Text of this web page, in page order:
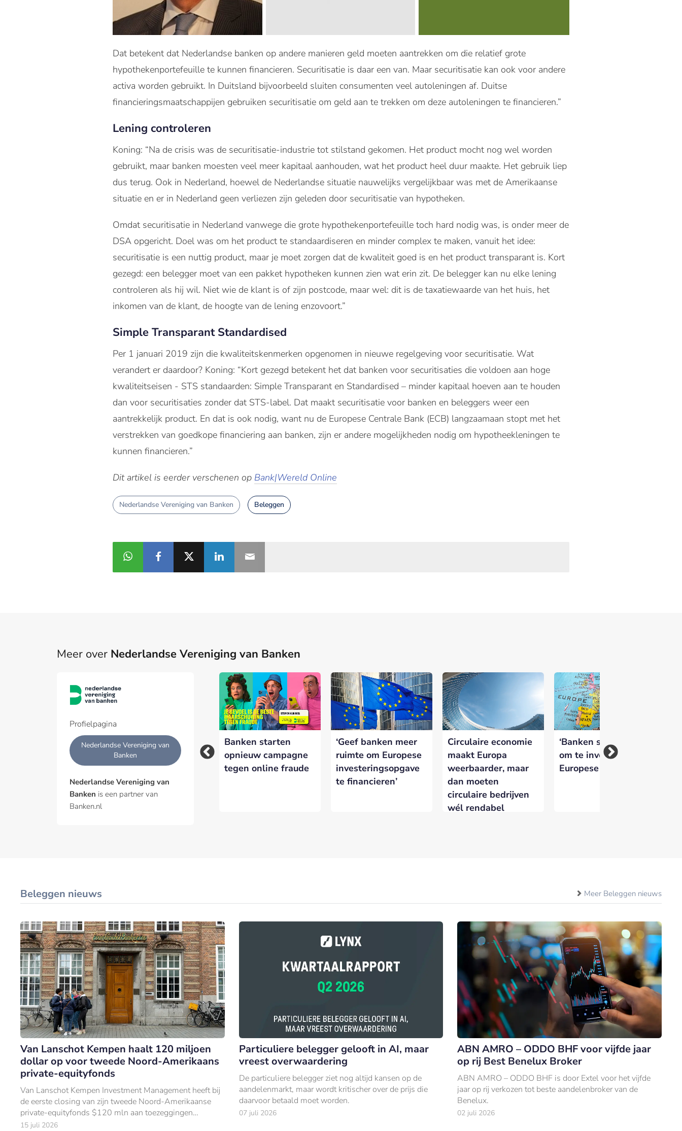
Dat betekent dat Nederlandse banken op andere manieren geld moeten aantrekken om die relatief grote
hypothekenportefeuille te kunnen financieren. Securitisatie is daar een van. Maar securitisatie kan ook voor andere
activa worden gebruikt. In Duitsland bijvoorbeeld sluiten consumenten veel autoleningen af. Duitse
financieringsmaatschappijen gebruiken securitisatie om geld aan te trekken om deze autoleningen te financieren.”
Lening controleren
Koning: “Na de crisis was de securitisatie-industrie tot stilstand gekomen. Het product mocht nog wel worden
gebruikt, maar banken moesten veel meer kapitaal aanhouden, wat het product heel duur maakte. Het gebruik liep
dus terug. Ook in Nederland, hoewel de Nederlandse situatie nauwelijks vergelijkbaar was met de Amerikaanse
situatie en er in Nederland geen verliezen zijn geleden door securitisatie van hypotheken.
Omdat securitisatie in Nederland vanwege die grote hypothekenportefeuille toch hard nodig was, is onder meer de
DSA opgericht. Doel was om het product te standaardiseren en minder complex te maken, vanuit het idee:
securitisatie is een nuttig product, maar je moet zorgen dat de kwaliteit goed is en het product transparant is. Kort
gezegd: een belegger moet van een pakket hypotheken kunnen zien wat erin zit. De belegger kan nu elke lening
controleren als hij wil. Niet wie de klant is of zijn postcode, maar wel: dit is de taxatiewaarde van het huis, het
inkomen van de klant, de hoogte van de lening enzovoort.”
Simple Transparant Standardised
Per 1 januari 2019 zijn die kwaliteitskenmerken opgenomen in nieuwe regelgeving voor securitisatie. Wat
verandert er daardoor? Koning: “Kort gezegd betekent het dat banken voor securitisaties die voldoen aan hoge
kwaliteitseisen - STS standaarden: Simple Transparant en Standardised – minder kapitaal hoeven aan te houden
dan voor securitisaties zonder dat STS-label. Dat maakt securitisatie voor banken en beleggers weer een
aantrekkelijk product. En dat is ook nodig, want nu de Europese Centrale Bank (ECB) langzaamaan stopt met het
verstrekken van goedkope financiering aan banken, zijn er andere mogelijkheden nodig om hypotheekleningen te
kunnen financieren.”
Dit artikel is eerder verschenen op Bank|Wereld Online
Nederlandse Vereniging van Banken Beleggen
Meer over Nederlandse Vereniging van Banken
Profielpagina
Nederlandse Vereniging van
Banken
Nederlandse Vereniging van
Banken is een partner van
Banken.nl
sociale media op:
faciliteren van online
NVB roept overheid
op mee te doen aan
Banken starten
opnieuw campagne
tegen online fraude
‘Geef banken meer
ruimte om Europese
investeringsopgave
te financieren’
Circulaire economie
maakt Europa
weerbaarder, maar
dan moeten
circulaire bedrijven
wél rendabel
‘Banken staan klaar
om te investeren in
Europese economie’
Beleggen nieuws Meer Beleggen nieuws
Van Lanschot Kempen haalt 120 miljoen
dollar op voor tweede Noord-Amerikaans
private-equityfonds
Van Lanschot Kempen Investment Management heeft bij
de eerste closing van zijn tweede Noord-Amerikaanse
private-equityfonds $120 mln aan toezeggingen
opgehaald.
15 juli 2026
Particuliere belegger gelooft in AI, maar
vreest overwaardering
De particuliere belegger ziet nog altijd kansen op de
aandelenmarkt, maar wordt kritischer over de prijs die
daarvoor betaald moet worden.
07 juli 2026
ABN AMRO – ODDO BHF voor vijfde jaar
op rij Best Benelux Broker
ABN AMRO – ODDO BHF is door Extel voor het vijfde
jaar op rij verkozen tot beste aandelenbroker van de
Benelux.
02 juli 2026